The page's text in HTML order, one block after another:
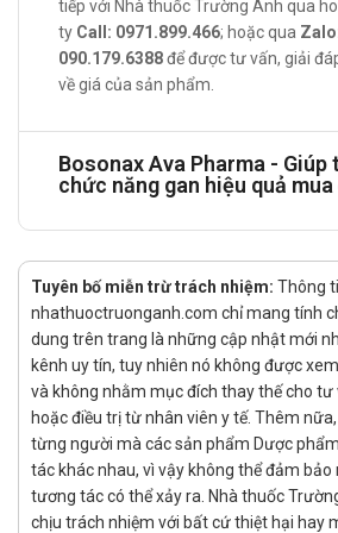
Pharma
Giúp bảo vệ gan, tăng cường chức
lọc cơ thể.
Hỗ trợ bảo vệ gan khỏi tác động
hại.
Cách dùng - liều dùng của
Pharma
Hướng dẫn sử dụng:
Cách dùng:
Sử dụng bằng đường uống.
Liều dùng:
Khởi đầu: 2 viên/ lần, ngày
Duy trì: 1 viên/ lần, ngày uống
Quên liều:
tiếp với Nhà thuốc Trường Anh qua
ty Call: 0971.899.466; hoặc qua
090.179.6388để được tư vấn, giải
về giá của sản phẩm.
Bosonax Ava Pharma - Giúp
chức năng gan hiệu quả mua
Tuyên bố miễn trừ trách nhiệm: Thông
nhathuoctruonganh.com chỉ mang tính
dung trên trang là những cập nhật mới
kênh uy tín, tuy nhiên nó không được
và không nhằm mục đích thay thế cho tư
hoặc điều trị từ nhân viên y tế. Thêm
từng người mà các sản phẩm Dược
tác khác nhau, vì vậy không thể đảm bảo
tương tác có thể xảy ra. Nhà thuốc
chịu trách nhiệm với bất cứ thiệt hại hay